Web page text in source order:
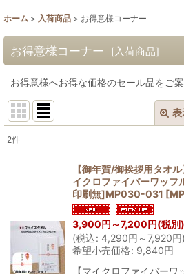
ホーム > 入荷商品 > お得意様コーナー
お得意様コーナー [入荷商品]
お得意様へお得な価格のセール品をご案
表
絞り込む
2件
【御年賀/御挨拶用タオ
イクロファイバーワッ
印刷無]MP030-031 [
3,900円 ～7,200円(税別)
(税込: 4,290円 ～7,920円)
希望小売価格: 9,840円
【マイクロファイバー